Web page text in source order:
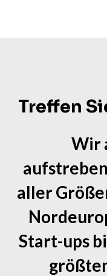
Treffen
Wir
aller
Start-ups